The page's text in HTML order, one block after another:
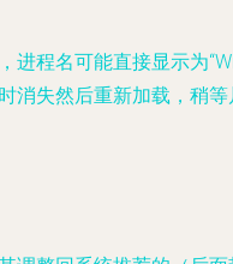
进程名可能直接显示为
消失然后重新加载，稍等